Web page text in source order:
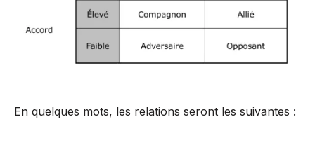
En quelques mots, les relations seront les suivantes :